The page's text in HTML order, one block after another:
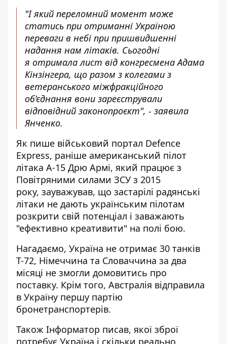
"І який переломний момент може
статись при отриманні Україною
переваги в небі при пришвидшенні
надання нам літаків. Сьогодні
я отримала лист від конгресмена Адама
Кінзінгера, що разом з колегами з
ветеранського міжфракційного
об’єднання вони зареєстрували
відповідний законопроєкт", - заявила
Янченко.
Як пише військовий портал Defence
Express, раніше американський пілот
літака А-15 Дрю Армі, який працює з
Повітряними силами ЗСУ з 2015
року, зауважував, що застарілі радянські
літаки не дають українським пілотам
розкрити свій потенціал і заважають
"ефективно креативити" на полі бою.
Нагадаємо, Україна не отримає 30 танків
Т-72, Німеччина та Словаччина за два
місяці не змогли домовитись про
поставку. Крім того, Австралія відправила
в Україну першу партію
бронетранспортерів.
Також Інформатор писав, якої зброї
потребує Україна і скільки реально